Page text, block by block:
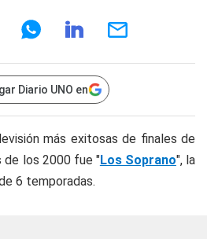
Diario UNO en
más exitosas de finales de
de los 2000 fue "Los Soprano", la
6 temporadas.